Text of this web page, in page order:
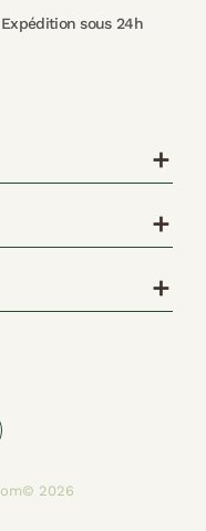
Expédition sous 24h
add
add
add
2026